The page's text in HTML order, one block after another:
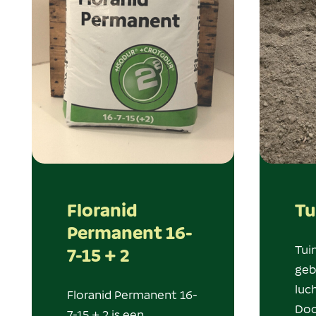
Floranid
Permanent 16-
7-15 + 2
Floranid Permanent 16-